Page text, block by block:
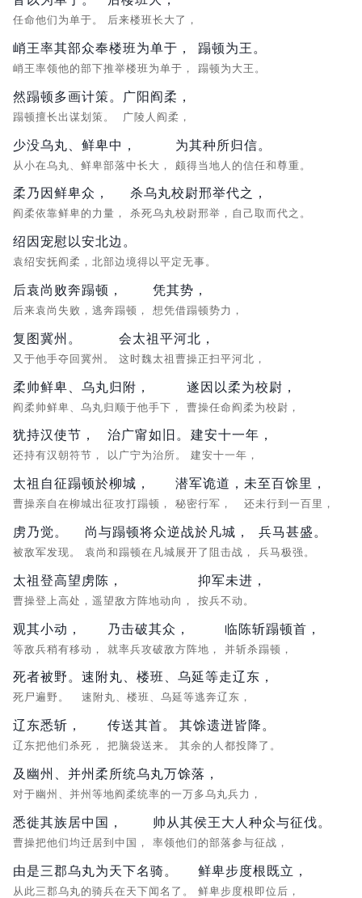
任命他们为单于。 后来楼班长大了，
峭王率其部众奉楼班为单于，
峭王率领他的部下推举楼班为单于，
蹋顿为王。
蹋顿为大王。
然蹋顿多画计策。
蹋顿擅长出谋划策。
广阳阎柔，
广陵人阎柔，
少没乌丸、鲜卑中，
从小在乌丸、鲜卑部落中长大，
为其种所归信。
颇得当地人的信任和尊重。
柔乃因鲜卑众，
阎柔依靠鲜卑的力量，
杀乌丸校尉邢举代之，
杀死乌丸校尉邢举，自己取而代之。
绍因宠慰以安北边。
袁绍安抚阎柔，北部边境得以平定无事。
后袁尚败奔蹋顿，
后来袁尚失败，逃奔蹋顿，
凭其势，
想凭借蹋顿势力，
复图冀州。
又于他手夺回冀州。
会太祖平河北，
这时魏太祖曹操正扫平河北，
柔帅鲜卑、乌丸归附，
阎柔帅鲜卑、乌丸归顺于他手下，
遂因以柔为校尉，
曹操任命阎柔为校尉，
犹持汉使节，
还持有汉朝符节，
治广甯如旧。
以广宁为治所。
建安十一年，
建安十一年，
太祖自征蹋顿於柳城，
曹操亲自在柳城出征攻打蹋顿，
潜军诡道，
秘密行军，
未至百馀里，
还未行到一百里，
虏乃觉。
被敌军发现。
尚与蹋顿将众逆战於凡城，
袁尚和蹋顿在凡城展开了阻击战，
兵马甚盛。
兵马极强。
太祖登高望虏陈，
曹操登上高处，遥望敌方阵地动向，
抑军未进，
按兵不动。
观其小动，
等敌兵稍有移动，
乃击破其众，
就率兵攻破敌方阵地，
临陈斩蹋顿首，
并斩杀蹋顿，
死者被野。
死尸遍野。
速附丸、楼班、乌延等走辽东，
速附丸、楼班、乌延等逃奔辽东，
辽东悉斩，
辽东把他们杀死，
传送其首。
把脑袋送来。
其馀遗迸皆降。
其余的人都投降了。
及幽州、并州柔所统乌丸万馀落，
对于幽州、并州等地阎柔统率的一万多乌丸兵力，
悉徙其族居中国，
曹操把他们均迁居到中国，
帅从其侯王大人种众与征伐。
率领他们的部落参与征战，
由是三郡乌丸为天下名骑。
从此三郡乌丸的骑兵在天下闻名了。
鲜卑步度根既立，
鲜卑步度根即位后，